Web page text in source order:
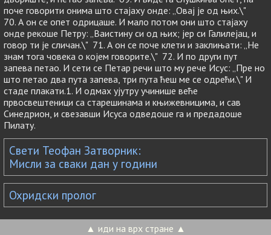
поче говорити онима што стајаху онде: „Овај је од њих.\"
70. А он се опет одрицаше. И мало потом они што стајаху
онде рекоше Петру: „Ваистину си од њих; јер си Галилејац, и
говор ти је сличан.\" 71. А он се поче клети и заклињати: „Не
знам тога човека о којем говорите.\" 72. И по други пут
запева петао. И сети се Петар речи што му рече Исус: „Пре но
што петао два пута запева, три пута ћеш ме се одрећи.\" И
стаде плакати.1. И одмах ујутру учинише веће
првосвештеници са старешинама и књижевницима, и сав
Синедрион, и свезавши Исуса одведоше га и предадоше
Пилату.
Свети Теофан Затворник:
Мисли за сваки дан у години
Охридски пролог
▲ иди на врх стране ▲